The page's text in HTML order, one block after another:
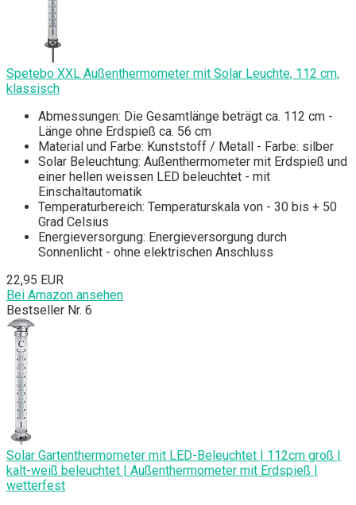
Spetebo XXL Außenthermometer mit Solar Leuchte, 112 cm,
klassisch
Abmessungen: Die Gesamtlänge beträgt ca. 112 cm -
Länge ohne Erdspieß ca. 56 cm
Material und Farbe: Kunststoff / Metall - Farbe: silber
Solar Beleuchtung: Außenthermometer mit Erdspieß und
einer hellen weissen LED beleuchtet - mit
Einschaltautomatik
Temperaturbereich: Temperaturskala von - 30 bis + 50
Grad Celsius
Energieversorgung: Energieversorgung durch
Sonnenlicht - ohne elektrischen Anschluss
22,95 EUR
Bei Amazon ansehen
Bestseller Nr. 6
Solar Gartenthermometer mit LED-Beleuchtet | 112cm groß |
kalt-weiß beleuchtet | Außenthermometer mit Erdspieß |
wetterfest